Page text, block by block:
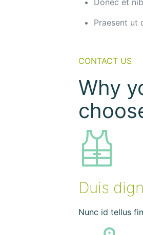
Praesent ut
CONTACT US
Why
Duis
Nunc id tellus